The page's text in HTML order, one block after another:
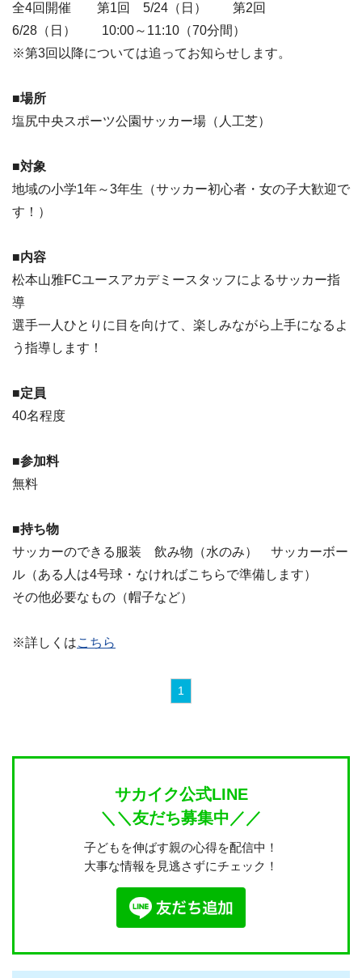
全4回開催 第1回 5/24（日） 第2回
6/28（日） 10:00～11:10（70分間）
※第3回以降については追ってお知らせします。
■場所
塩尻中央スポーツ公園サッカー場（人工芝）
■対象
地域の小学1年～3年生（サッカー初心者・女の子大歓迎で
す！）
■内容
松本山雅FCユースアカデミースタッフによるサッカー指
導
選手一人ひとりに目を向けて、楽しみながら上手になるよ
う指導します！
■定員
40名程度
■参加料
無料
■持ち物
サッカーのできる服装 飲み物（水のみ） サッカーボー
ル（ある人は4号球・なければこちらで準備します）
その他必要なもの（帽子など）
※詳しくはこちら
1
サカイク公式LINE
＼＼友だち募集中／／
子どもを伸ばす親の心得を配信中！
大事な情報を見逃さずにチェック！